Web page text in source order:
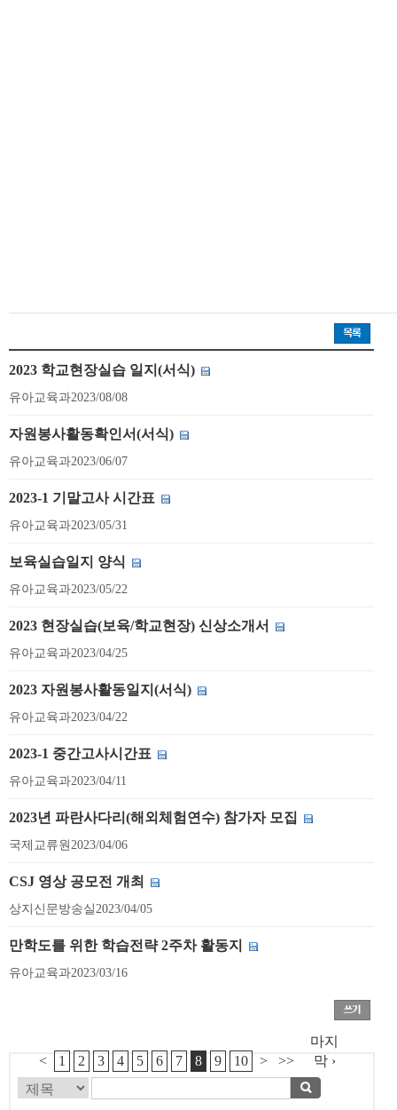
2023 학교현장실습 일지(서식)
유아교육과2023/08/08
자원봉사활동확인서(서식)
유아교육과2023/06/07
2023-1 기말고사 시간표
유아교육과2023/05/31
보육실습일지 양식
유아교육과2023/05/22
2023 현장실습(보육/학교현장) 신상소개서
유아교육과2023/04/25
2023 자원봉사활동일지(서식)
유아교육과2023/04/22
2023-1 중간고사시간표
유아교육과2023/04/11
2023년 파란사다리(해외체험연수) 참가자 모집
국제교류원 2023/04/06
CSJ 영상 공모전 개최
상지신문방송실 2023/04/05
만학도를 위한 학습전략 2주차 활동지
유아교육과2023/03/16
< 1 2 3 4 5 6 7 8 9 10 > >>
마지
막 ›